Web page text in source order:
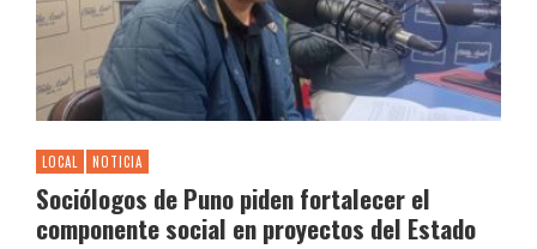
LOCAL NOTICIA
Sociólogos de Puno piden fortalecer el
componente social en proyectos del Estado